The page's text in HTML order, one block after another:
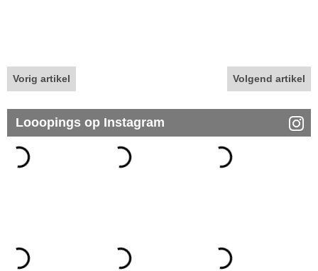
Vorig artikel Volgend artikel
Looopings op Instagram